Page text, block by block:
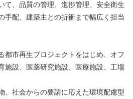
て、品質の管理、進捗管理、安全衛生
手配、建築主との折衝まで幅広く担当
都市再生プロジェクトをはじめ、オフ
施設、医薬研究施設、医療施設、工場
、社会からの要請に応えた環境配慮型